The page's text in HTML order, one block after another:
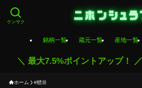
ケンサク
銘柄一覧 蔵元一覧 産地一覧
＼ 最大7.5%ポイントアップ！ ／
ホーム #醴泉